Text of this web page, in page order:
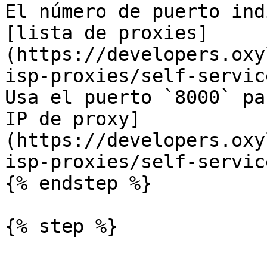
El número de puerto
[lista de proxies]
(https://
isp-proxies/self-
Usa el puerto `8000`
IP de proxy]
(https://
isp-proxies/self-
{% endstep %}
{% step %}